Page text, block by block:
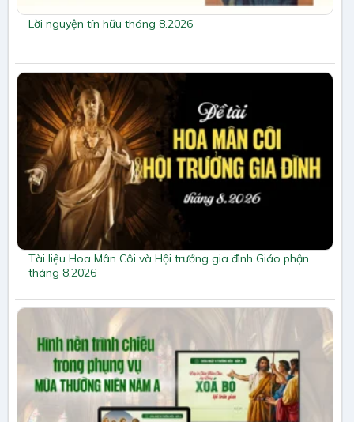
Lời nguyện tín hữu tháng 8.2026
Tài liệu Hoa Mân Côi và Hội trưởng gia đình Giáo phận
tháng 8.2026